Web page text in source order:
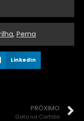
, Perna
LinkedIn
PRÓXIMO
Gato na Cartola